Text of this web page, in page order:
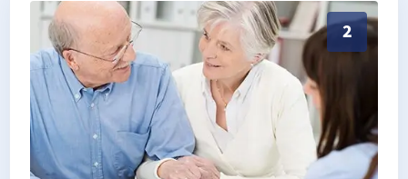
2
Exaktes Aufmaß in Thießen (Landkreis Wittenberg)